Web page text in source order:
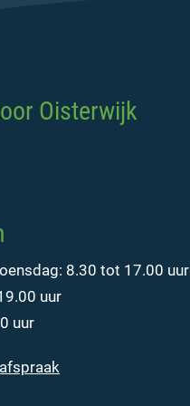
Oisterwijk
8.30 tot 17.00 uur
uur
uur
afspraak